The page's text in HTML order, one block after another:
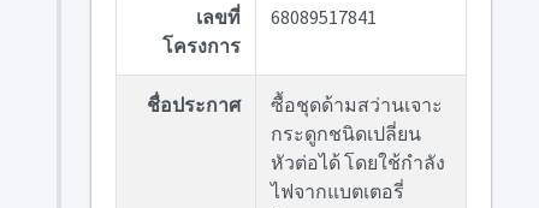
เลขที่
โครงการ
68089517841
ชื่อประกาศ
ซื้อชุดด้ามสว่านเจาะ
กระดูกชนิดเปลี่ยน
หัวต่อได้ โดยใช้กำลัง
ไฟจากแบตเตอรี่